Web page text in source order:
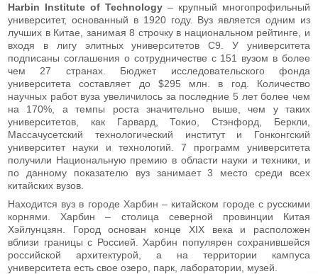
Harbin Institute of Technology – крупный многопрофильный
университет, основанный в 1920 году. Вуз является одним из
лучших в Китае, занимая 8 строчку в национальном рейтинге, и
входя в лигу элитных университетов С9. У университета
подписаны соглашения о сотрудничестве с 151 вузом в более
чем 27 странах. Бюджет исследовательского фонда
университета составляет до $295 млн. в год. Количество
научных работ вуза увеличилось за последние 5 лет более чем
на 170%, а темпы роста значительно выше, чем у таких
университетов, как Гарвард, Токио, Стэнфорд, Беркли,
Массачусетский технологический институт и Гонконгский
университет науки и технологий. 7 программ университета
получили Национальную премию в области науки и техники, и
по данному показателю вуз занимает 3 место среди всех
китайских вузов.
Находится вуз в городе Харбин – китайском городе с русскими
корнями. Харбин – столица северной провинции Китая
Хэйлунцзян. Город основан конце XIX века и расположен
вблизи границы с Россией. Харбин популярен сохранившейся
российской архитектурой, а на территории кампуса
университета есть свое озеро, парк, лаборатории, музей.